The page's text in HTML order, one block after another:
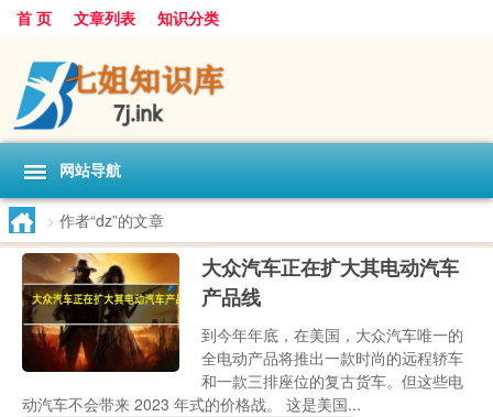
首 页 文章列表 知识分类
网站导航
> 作者“dz”的文章
大众汽车正在扩大其电动汽车
产品线
到今年年底，在美国，大众汽车唯一的
全电动产品将推出一款时尚的远程轿车
和一款三排座位的复古货车。但这些电
动汽车不会带来 2023 年式的价格战。 这是美国...